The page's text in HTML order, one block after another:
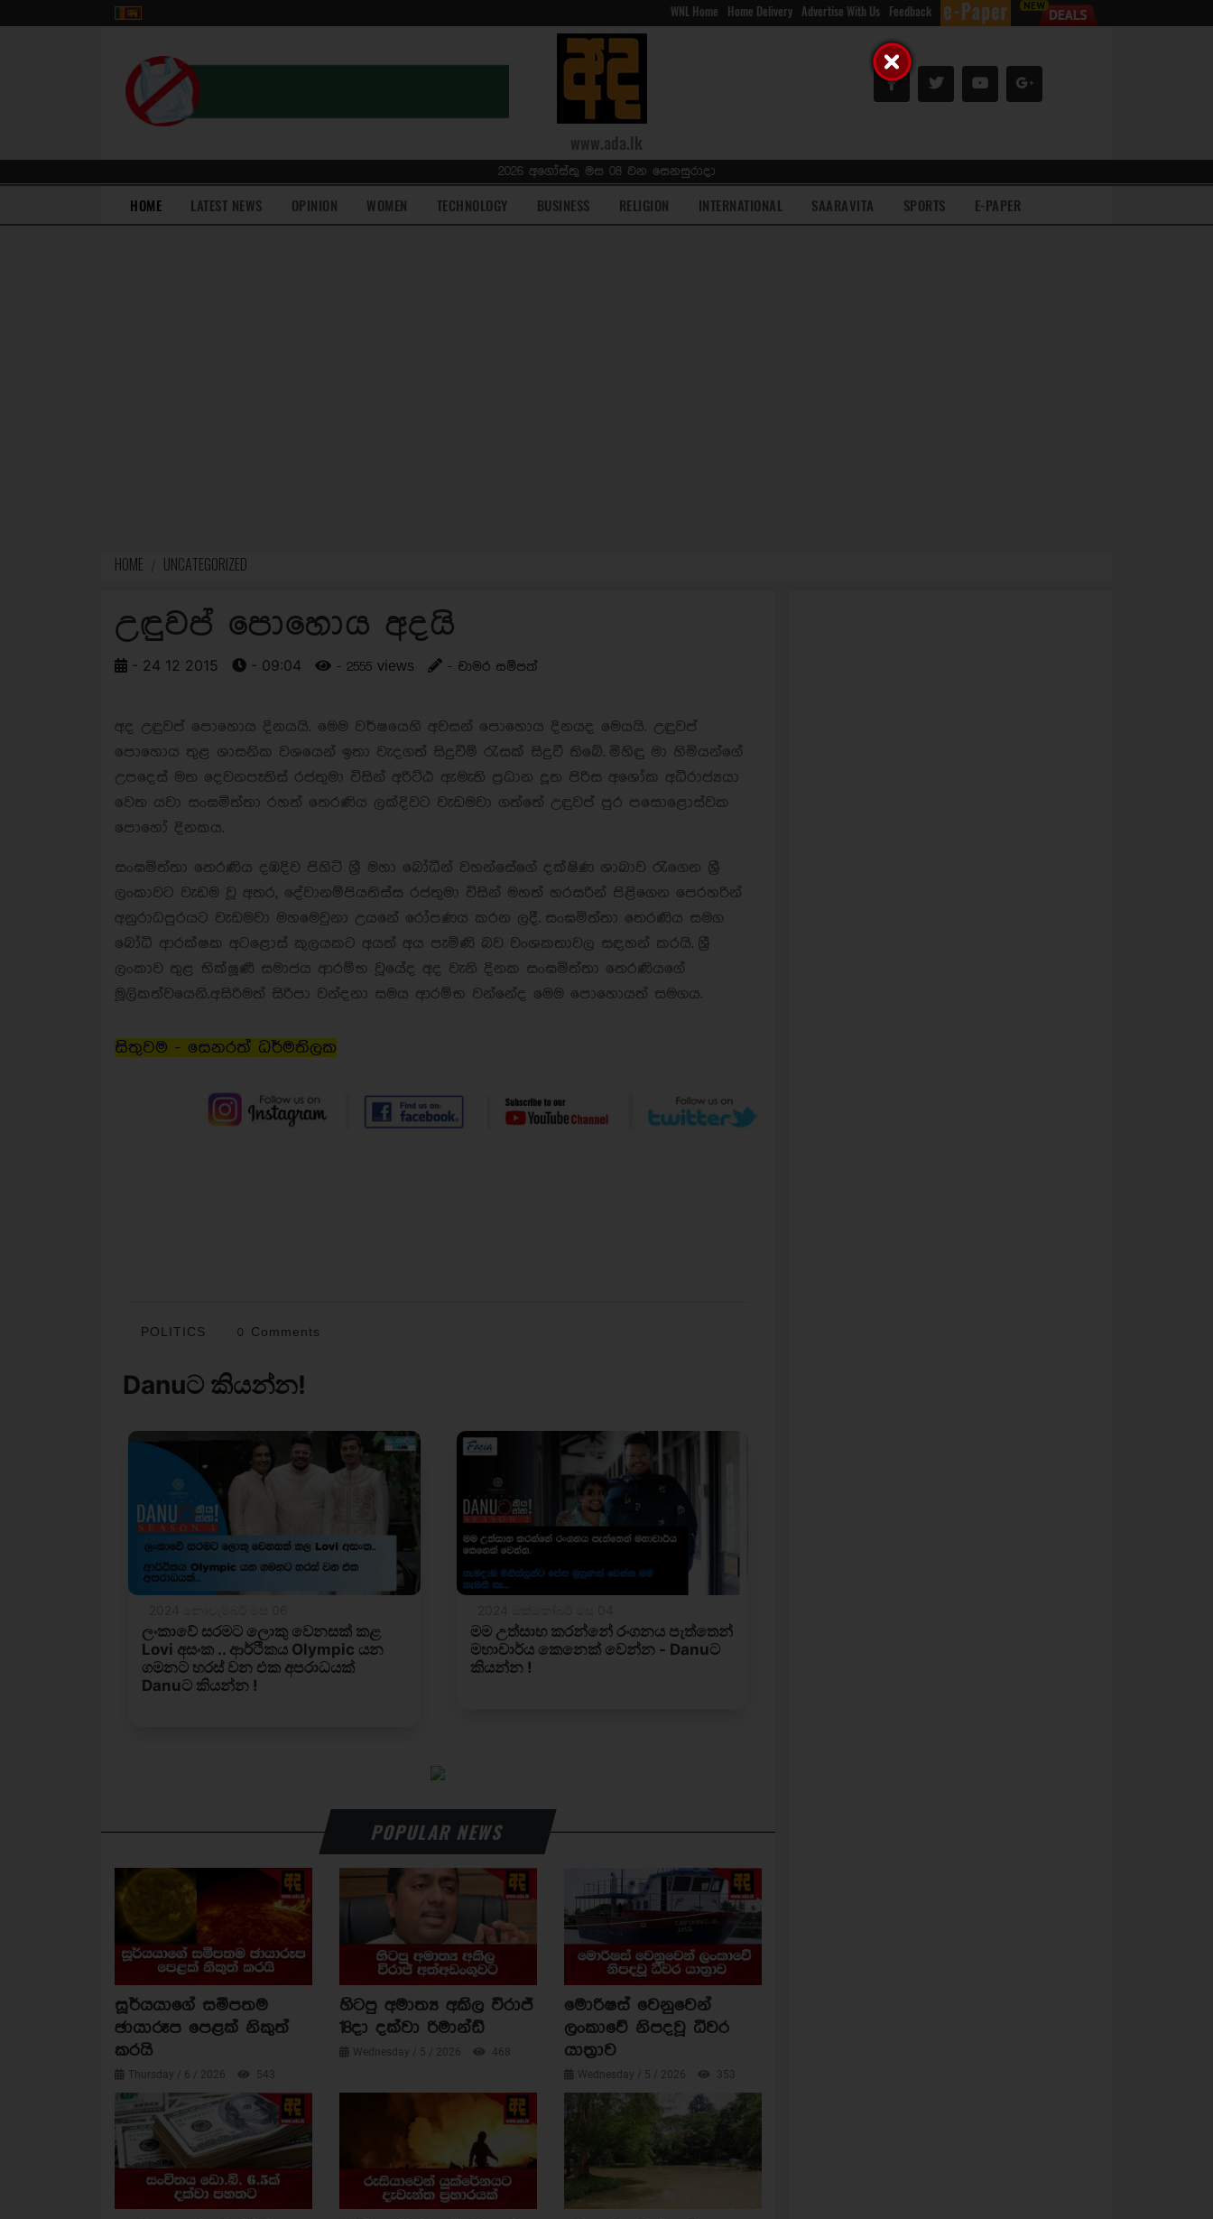
WNL Home Home Delivery Advertise With Us Feedback
www.ada.lk
2026 අගෝස්තු මස 08 වන සෙනසුරාදා
HOME(current)LATEST NEWS OPINION WOMEN TECHNOLOGY BUSINESS RELIGION INTERNATIONAL SAARAVITA SPORTS E-PAPER
HOME UNCATEGORIZED
උඳුවප් පොහොය අදයි
- 24 12 2015 - 09:04 - 2555 views - චාමර සම්පත්
අද උඳුවප් පොහොය දිනයයි. මෙම වර්ෂයෙහි අවසන් පොහොය දිනයද මෙයයි. උඳුවප්
පොහොය තුළ ශාසනික වශයෙන් ඉතා වැදගත් සිදුවීම් රැසක් සිදුවී තිබේ. මිහිඳු මා හිමියන්ගේ
උපදෙස් මත දෙවනපෑතිස් රජතුමා විසින් අරිට්ඨ ඇමැති ප්‍රධාන දූත පිරිස අශෝක අධිරාජ්‍යයා
වෙත යවා සංඝමිත්තා රහත් තෙරණිය ලක්දිවට වැඩමවා ගත්තේ උඳුවප් පුර පසොළොස්වක
පොහෝ දිනකය.
සංඝමිත්තා තෙරණිය දඹදිව පිහිටි ශ්‍රී මහා බෝධීන් වහන්සේගේ දක්ෂිණ ශාඛාව රැගෙන ශ්‍රී
ලංකාවට වැඩම වූ අතර, දේවානම්පියතිස්ස රජතුමා විසින් මහත් හරසරින් පිළිගෙන පෙරහරින්
අනුරාධපුරයට වැඩමවා මහමෙවුනා උයනේ රෝපණය කරන ලදී. සංඝමිත්තා තෙරණිය සමග
බෝධි ආරක්ෂක අටළොස් කුලයකට අයත් අය පැමිණි බව වංශකතාවල සඳහන් කරයි. ශ්‍රී
ලංකාව තුළ භික්ෂූණී සමාජය ආරම්භ වූයේද අද වැනි දිනක සංඝමිත්තා තෙරණියගේ
මූලිකත්වයෙනි.අසිරිමත් සිරිපා වන්දනා සමය ආරම්භ වන්නේද මෙම පොහොයත් සමගය.
සිතුවම - සෙනරත් ධර්මතිලක
POLITICS 0 Comments
POPULAR NEWS
සූර්යයාගේ සමීපතම
ඡායාරූප පෙළක් නිකුත්
කරයි
Thursday / 6 / 2026 543
හිටපු අමාත්‍ය අකිල විරාජ්
18දා දක්වා රිමාන්ඩ්
Wednesday / 5 / 2026 468
මොරිෂස් වෙනුවෙන්
ලංකාවේ නිපදවූ ධීවර
යාත්‍රාව
Wednesday / 5 / 2026 353